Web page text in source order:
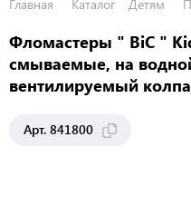
Главная Каталог Детям
Фломастеры " BiC "
смываемые, на
вентилируемый
Арт. 841800